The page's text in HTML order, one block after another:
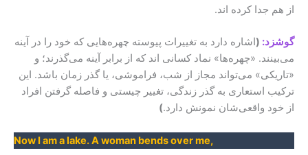
از هم جدا کرده اند.
گوشزد: (اشاره دارد به تغییرات پیوسته چهره‌هایی که خود را در آینه
می‌بینند. «چهره‌ها» نماد کسانی اند که از برابر آینه می‌گذرند؛ و
«تاریکی» می‌تواند مجاز از شب، فراموشی، یا گذر زمان باشد. این
ترکیب استعاری به گذر زندگی، تغییر چیستی و فاصله گرفتن افراد
از خود واقعی‌شان نمونش دارد.)
Now I am a lake. A woman bends over me,